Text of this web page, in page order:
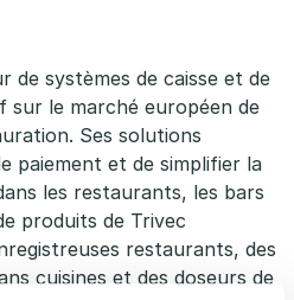
de systèmes de caisse et de
sur le marché européen de
Ses solutions
paiement et de simplifier la
les restaurants, les bars
produits de Trivec
restaurants, des
cuisines et des doseurs de